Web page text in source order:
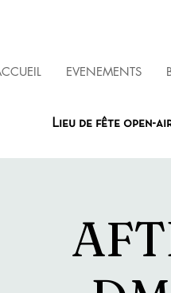
Lieu de fête open-
EVENEMENTS